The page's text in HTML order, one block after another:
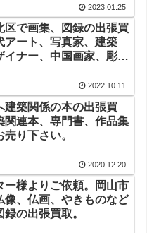
ッズなども買取していま
2023.01.25
区で画集、図録の出張買
アート、写真家、建築
イナー、中国画家、彫刻
取しております。2022.10.11
建築関係の本の出張買
関連本、専門書、作品集
売り下さい。
2020.12.20
ー様よりご依頼。岡山市
像、仏画、やきものなど
録の出張買取。